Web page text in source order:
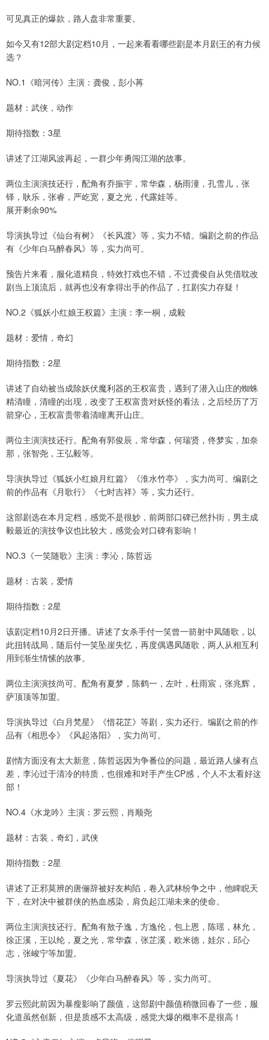
可见真正的爆款，路人盘非常重要。
如今又有12部大剧定档10月，一起来看看哪些剧是本月剧王的有力候
选？
NO.1《暗河传》主演：龚俊，彭小苒
题材：武侠，动作
期待指数：3星
讲述了江湖风波再起，一群少年勇闯江湖的故事。
两位主演演技还行，配角有乔振宇，常华森，杨雨潼，孔雪儿，张
铎，耿乐，张睿，严屹宽，夏之光，代露娃等。
展开剩余90%
导演执导过《仙台有树》《长风渡》等，实力不错。编剧之前的作品
有《少年白马醉春风》等，实力尚可。
预告片来看，服化道精良，特效打戏也不错，不过龚俊自从凭借耽改
剧当上顶流后，就再也没有拿得出手的作品了，扛剧实力存疑！
NO.2《狐妖小红娘王权篇》主演：李一桐，成毅
题材：爱情，奇幻
期待指数：2星
讲述了自幼被当成除妖伏魔利器的王权富贵，遇到了潜入山庄的蜘蛛
精清瞳，清瞳的出现，改变了王权富贵对妖怪的看法，之后经历了万
箭穿心，王权富贵带着清瞳离开山庄。
两位主演演技还行。配角有郭俊辰，常华森，何瑞贤，佟梦实，加奈
那，张智尧，王弘毅等。
导演执导过《狐妖小红娘月红篇》《淮水竹亭》，实力尚可。编剧之
前的作品有《月歌行》《七时吉祥》等，实力还行。
这部剧选在本月定档，感觉不是很妙，前两部口碑已然扑街，男主成
毅最近的演技争议也比较大，感觉会对口碑有影响！
NO.3《一笑随歌》主演：李沁，陈哲远
题材：古装，爱情
期待指数：2星
该剧定档10月2日开播。讲述了女杀手付一笑曾一箭射中凤随歌，以
此扭转战局，随后付一笑坠崖失忆，再度偶遇凤随歌，两人从相互利
用到渐生情愫的故事。
两位主演演技尚可。配角有夏梦，陈鹤一，左叶，杜雨宸，张兆辉，
萨顶顶等加盟。
导演执导过《白月梵星》《惜花芷》等剧，实力还行。编剧之前的作
品有《相思令》《风起洛阳》，实力尚可。
剧情方面没有太大新意，陈哲远因为争番位的问题，最近路人缘有点
差，李沁过于清冷的特质，也很难和对手产生CP感，个人不太看好这
部！
NO.4《水龙吟》主演：罗云熙，肖顺尧
题材：古装，奇幻，武侠
期待指数：2星
讲述了正邪莫辨的唐俪辞被好友构陷，卷入武林纷争之中，他睥睨天
下，在对决中被群侠的热血感染，肩负起江湖未来的使命。
两位主演演技还行。配角有敖子逸，方逸伦，包上恩，陈瑶，林允，
徐正溪，王以纶，夏之光，常华森，张芷溪，欧米德，娃尔，邱心
志，张峻宁等加盟。
导演执导过《夏花》《少年白马醉春风》等，实力尚可。
罗云熙此前因为暴瘦影响了颜值，这部剧中颜值稍微回春了一些，服
化道虽然创新，但是质感不太高级，感觉大爆的概率不是很高！